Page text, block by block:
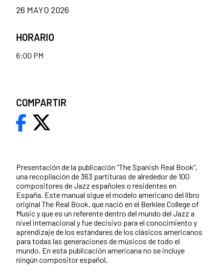
Presentación de la publicación “The Spanish Real Book”,
una recopilación de 363 partituras de alrededor de 100
compositores de Jazz españoles o residentes en
España. Este manual sigue el modelo americano del libro
original The Real Book, que nació en el Berklee College of
Music y que es un referente dentro del mundo del Jazz a
nivel internacional y fue decisivo para el conocimiento y
aprendizaje de los estándares de los clásicos americanos
para todas las generaciones de músicos de todo el
mundo. En esta publicación americana no se incluye
ningún compositor español.
26 MAYO 2026
HORARIO
6:00 PM
COMPARTIR